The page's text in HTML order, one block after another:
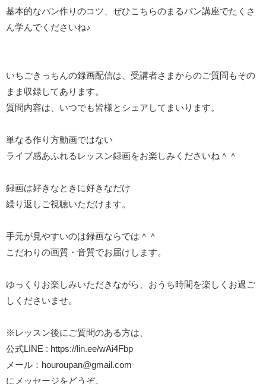
基本的なパン作りのコツ、ぜひこちらのまるパン講座でたくさ
ん学んでくださいね♪
いちごきっちんの録画配信は、受講者さまからのご質問もその
まま収録してあります。
質問内容は、いつでも皆様とシェアしてまいります。
単なる作り方動画ではない
ライブ感あふれるレッスン録画をお楽しみくださいね＾＾
録画は好きなときに好きなだけ
繰り返しご視聴いただけます。
手元が見やすいのは録画ならでは＾＾
こだわりの画質・音質でお届けします。
ゆっくりお楽しみいただきながら、おうち時間を楽しくお過ご
しくださいませ。
※レッスン後にご質問のある方は、
公式LINE : https://lin.ee/wAi4Fbp
メール： houroupan@gmail.com
にメッセージをどうぞ。